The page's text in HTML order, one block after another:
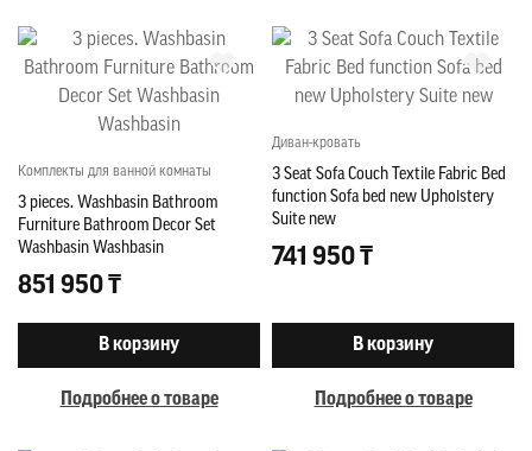
Комплекты для ванной комнаты
3 pieces. Washbasin Bathroom
Furniture Bathroom Decor Set
Washbasin Washbasin
851 950 ₸
В корзину
Подробнее о товаре
Диван-кровать
3 Seat Sofa Couch Textile Fabric Bed
function Sofa bed new Upholstery
Suite new
741 950 ₸
В корзину
Подробнее о товаре